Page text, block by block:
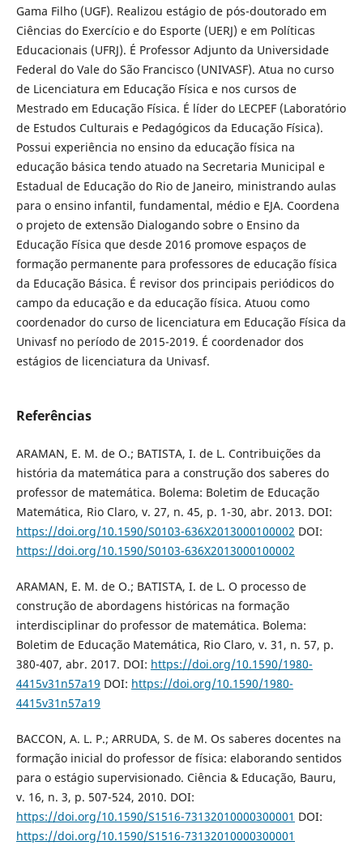
Gama Filho (UGF). Realizou estágio de pós-doutorado em
Ciências do Exercício e do Esporte (UERJ) e em Políticas
Educacionais (UFRJ). É Professor Adjunto da Universidade
Federal do Vale do São Francisco (UNIVASF). Atua no curso
de Licenciatura em Educação Física e nos cursos de
Mestrado em Educação Física. É líder do LECPEF (Laboratório
de Estudos Culturais e Pedagógicos da Educação Física).
Possui experiência no ensino da educação física na
educação básica tendo atuado na Secretaria Municipal e
Estadual de Educação do Rio de Janeiro, ministrando aulas
para o ensino infantil, fundamental, médio e EJA. Coordena
o projeto de extensão Dialogando sobre o Ensino da
Educação Física que desde 2016 promove espaços de
formação permanente para professores de educação física
da Educação Básica. É revisor dos principais periódicos do
campo da educação e da educação física. Atuou como
coordenador do curso de licenciatura em Educação Física da
Univasf no período de 2015-2019. É coordenador dos
estágios de licenciatura da Univasf.
Referências
ARAMAN, E. M. de O.; BATISTA, I. de L. Contribuições da
história da matemática para a construção dos saberes do
professor de matemática. Bolema: Boletim de Educação
Matemática, Rio Claro, v. 27, n. 45, p. 1-30, abr. 2013. DOI:
https://doi.org/10.1590/S0103-636X2013000100002 DOI:
https://doi.org/10.1590/S0103-636X2013000100002
ARAMAN, E. M. de O.; BATISTA, I. de L. O processo de
construção de abordagens históricas na formação
interdisciplinar do professor de matemática. Bolema:
Boletim de Educação Matemática, Rio Claro, v. 31, n. 57, p.
380-407, abr. 2017. DOI: https://doi.org/10.1590/1980-
4415v31n57a19 DOI: https://doi.org/10.1590/1980-
4415v31n57a19
BACCON, A. L. P.; ARRUDA, S. de M. Os saberes docentes na
formação inicial do professor de física: elaborando sentidos
para o estágio supervisionado. Ciência & Educação, Bauru,
v. 16, n. 3, p. 507-524, 2010. DOI:
https://doi.org/10.1590/S1516-73132010000300001 DOI:
https://doi.org/10.1590/S1516-73132010000300001